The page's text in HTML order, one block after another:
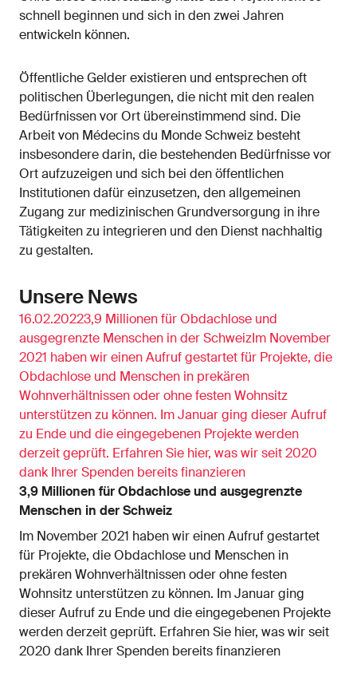
schnell beginnen und sich in den zwei Jahren
entwickeln können.
Öffentliche Gelder existieren und entsprechen oft
politischen Überlegungen, die nicht mit den realen
Bedürfnissen vor Ort übereinstimmend sind. Die
Arbeit von Médecins du Monde Schweiz besteht
insbesondere darin, die bestehenden Bedürfnisse vor
Ort aufzuzeigen und sich bei den öffentlichen
Institutionen dafür einzusetzen, den allgemeinen
Zugang zur medizinischen Grundversorgung in ihre
Tätigkeiten zu integrieren und den Dienst nachhaltig
zu gestalten.
Unsere News
16.02.20223,9 Millionen für Obdachlose und
ausgegrenzte Menschen in der SchweizIm November
2021 haben wir einen Aufruf gestartet für Projekte, die
Obdachlose und Menschen in prekären
Wohnverhältnissen oder ohne festen Wohnsitz
unterstützen zu können. Im Januar ging dieser Aufruf
zu Ende und die eingegebenen Projekte werden
derzeit geprüft. Erfahren Sie hier, was wir seit 2020
dank Ihrer Spenden bereits finanzieren
3,9 Millionen für Obdachlose und ausgegrenzte
Menschen in der Schweiz
Im November 2021 haben wir einen Aufruf gestartet
für Projekte, die Obdachlose und Menschen in
prekären Wohnverhältnissen oder ohne festen
Wohnsitz unterstützen zu können. Im Januar ging
dieser Aufruf zu Ende und die eingegebenen Projekte
werden derzeit geprüft. Erfahren Sie hier, was wir seit
2020 dank Ihrer Spenden bereits finanzieren